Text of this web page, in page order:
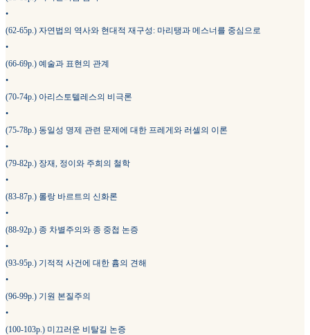
•
(62-65p.) 자연법의 역사와 현대적 재구성: 마리탱과 메스너를 중심으로
•
(66-69p.) 예술과 표현의 관계
•
(70-74p.) 아리스토텔레스의 비극론
•
(75-78p.) 동일성 명제 관련 문제에 대한 프레게와 러셀의 이론
•
(79-82p.) 장재, 정이와 주희의 철학
•
(83-87p.) 롤랑 바르트의 신화론
•
(88-92p.) 종 차별주의와 종 중첩 논증
•
(93-95p.) 기적적 사건에 대한 흄의 견해
•
(96-99p.) 기원 본질주의
•
(100-103p.) 미끄러운 비탈길 논증